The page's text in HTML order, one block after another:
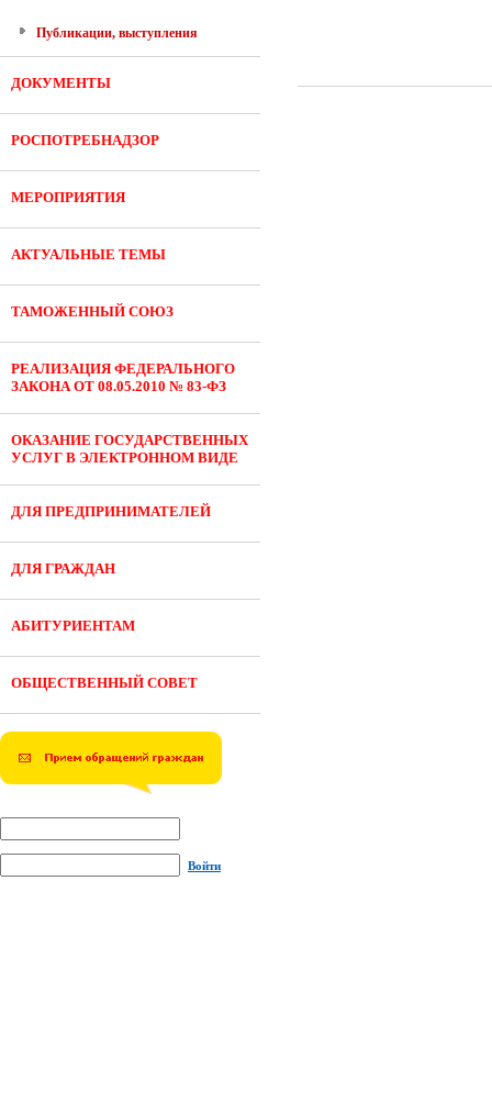
Публикации, выступления
ДОКУМЕНТЫ
РОСПОТРЕБНАДЗОР
МЕРОПРИЯТИЯ
АКТУАЛЬНЫЕ ТЕМЫ
ТАМОЖЕННЫЙ СОЮЗ
РЕАЛИЗАЦИЯ ФЕДЕРАЛЬНОГО
ЗАКОНА ОТ 08.05.2010 № 83-ФЗ
ОКАЗАНИЕ ГОСУДАРСТВЕННЫХ
УСЛУГ В ЭЛЕКТРОННОМ ВИДЕ
ДЛЯ ПРЕДПРИНИМАТЕЛЕЙ
ДЛЯ ГРАЖДАН
АБИТУРИЕНТАМ
ОБЩЕСТВЕННЫЙ СОВЕТ
Войти